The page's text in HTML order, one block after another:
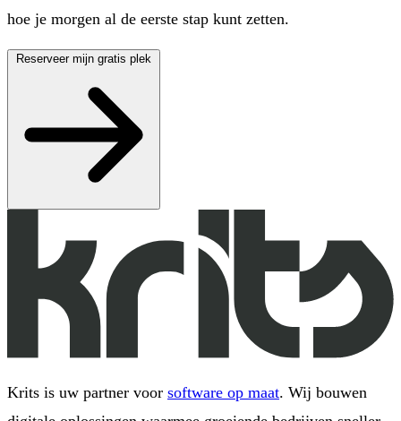
hoe je morgen al de eerste stap kunt zetten.
Krits is uw partner voor software op maat. Wij bouwen